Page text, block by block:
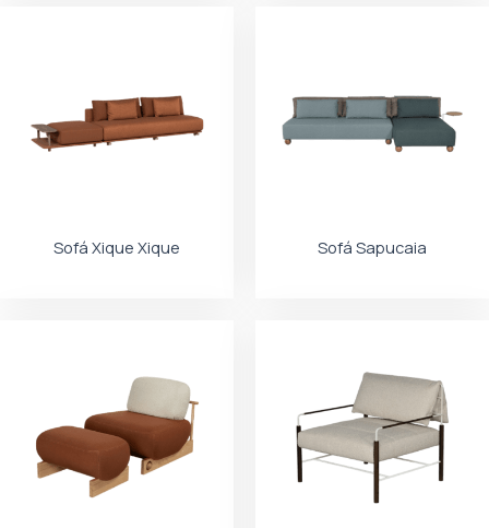
Sofá Xique Xique Sofá Sapucaia